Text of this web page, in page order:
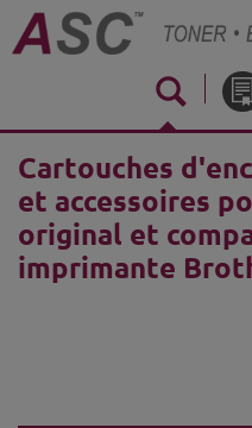
Cartouches
et accessoires
original et
imprimante